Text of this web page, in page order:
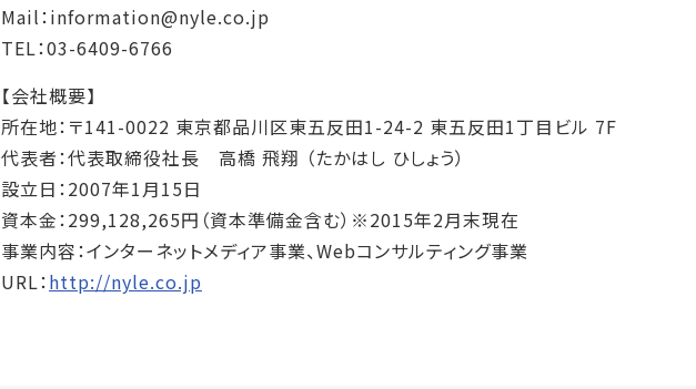
Mail：information@nyle.co.jp
TEL：03-6409-6766
【会社概要】
所在地：〒141-0022 東京都品川区東五反田1-24-2 東五反田1丁目ビル 7F
代表者：代表取締役社長 高橋 飛翔 （たかはし ひしょう）
設立日：2007年1月15日
資本金：299,128,265円（資本準備金含む）※2015年2月末現在
事業内容：インターネットメディア事業、Webコンサルティング事業
URL：http://nyle.co.jp